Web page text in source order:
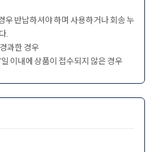
우 반납하셔야 하며 사용하거나 회송 누
.
과한 경우
이내에 상품이 접수되지 않은 경우